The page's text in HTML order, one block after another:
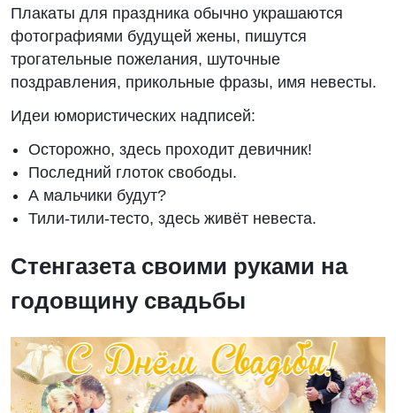
Плакаты для праздника обычно украшаются
фотографиями будущей жены, пишутся
трогательные пожелания, шуточные
поздравления, прикольные фразы, имя невесты.
Идеи юмористических надписей:
Осторожно, здесь проходит девичник!
Последний глоток свободы.
А мальчики будут?
Тили-тили-тесто, здесь живёт невеста.
Стенгазета своими руками на
годовщину свадьбы